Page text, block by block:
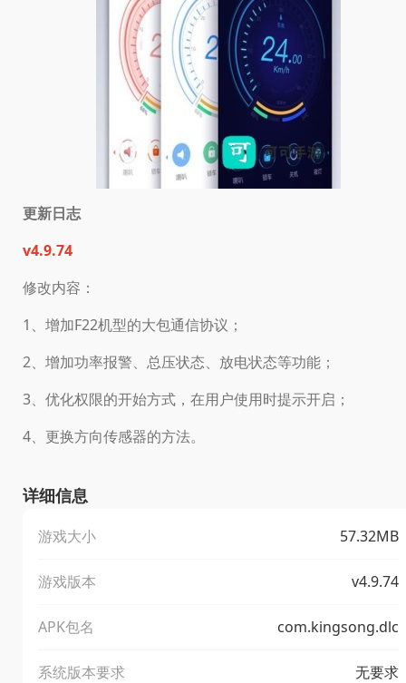
更新日志
v4.9.74
修改内容：
1、增加F22机型的大包通信协议；
2、增加功率报警、总压状态、放电状态等功能；
3、优化权限的开始方式，在用户使用时提示开启；
4、更换方向传感器的方法。
详细信息
游戏大小 57.32MB
游戏版本 v4.9.74
APK包名 com.kingsong.dlc
系统版本要求 无要求